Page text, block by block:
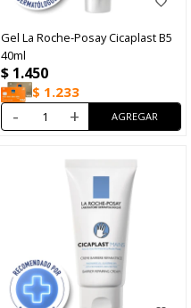
Gel La Roche-Posay Cicaplast B5
40ml
$ 1.450
$ 1.233
- +